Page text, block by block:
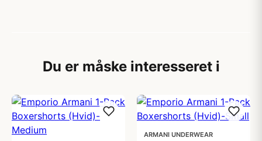
Du er måske interesseret i
ARMANI UNDERWEAR